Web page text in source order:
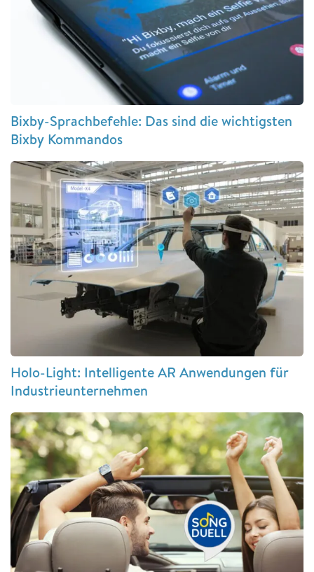
Bixby-Sprachbefehle: Das sind die wichtigsten
Bixby Kommandos
Holo-Light: Intelligente AR Anwendungen für
Industrieunternehmen